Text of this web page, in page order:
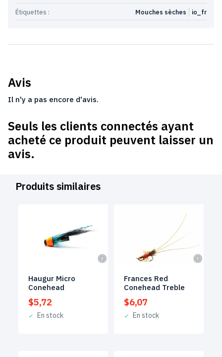
Étiquettes :
io_fr
Mouches sèches
Avis
Il n'y a pas encore d'avis.
Seuls les clients connectés ayant
acheté ce produit peuvent laisser un
avis.
Produits similaires
Haugur Micro
Conehead
$5,72
En stock
Frances Red
Conehead Treble
$6,07
En stock